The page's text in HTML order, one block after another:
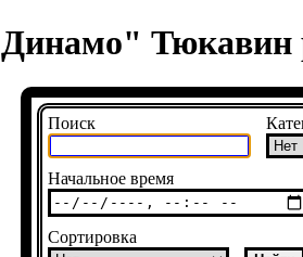
Тюкавин
Поиск
Начальное время
Сортировка